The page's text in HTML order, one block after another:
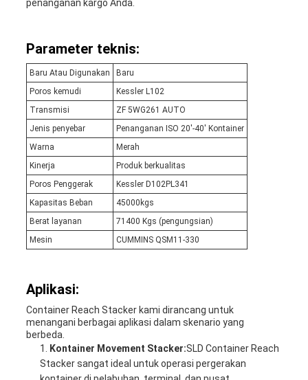
penanganan kargo Anda.
Parameter teknis:
Baru Atau Digunakan
Baru
Poros kemudi
Kessler L102
Transmisi
ZF 5WG261 AUTO
Jenis penyebar
Penanganan ISO 20'-40' Kontainer
Warna
Merah
Kinerja
Produk berkualitas
Poros Penggerak
Kessler D102PL341
Kapasitas Beban
45000kgs
Berat layanan
71400 Kgs (pengungsian)
Mesin
CUMMINS QSM11-330
Aplikasi:
Container Reach Stacker kami dirancang untuk
menangani berbagai aplikasi dalam skenario yang
berbeda.
Kontainer Movement Stacker:SLD Container Reach
Stacker sangat ideal untuk operasi pergerakan